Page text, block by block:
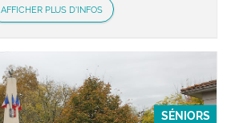
AFFICHER PLUS D'INFOS
SÉNIORS